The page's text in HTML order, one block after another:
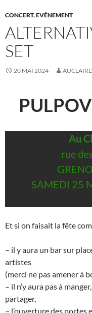
CONCERT,EVÉNEMENT
SET
20 MAI 2024
Au
rue
SAMEDI 25
Et si on faisait la fête
– il y aura un bar sur
artistes
(merci ne pas amener à
– il n’y aura pas à
partager,
– l’ouverture des portes